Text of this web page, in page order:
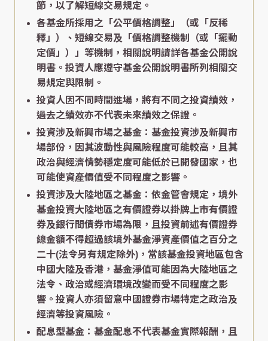
節，以了解短線交易規定。
各基金所採用之「公平價格調整」（或「反稀
釋」）、短線交易及「價格調整機制（或「擺動
定價」）」等機制，相關說明請詳各基金公開說
明書。投資人應遵守基金公開說明書所列相關交
易規定與限制。
投資人因不同時間進場，將有不同之投資績效，
過去之績效亦不代表未來績效之保證。
投資涉及新興市場之基金：基金投資涉及新興市
場部份，因其波動性與風險程度可能較高，且其
政治與經濟情勢穩定度可能低於已開發國家，也
可能使資產價值受不同程度之影響。
投資涉及大陸地區之基金：依金管會規定，境外
基金投資大陸地區之有價證券以掛牌上市有價證
券及銀行間債券市場為限，且投資前述有價證券
總金額不得超過該境外基金淨資產價值之百分之
二十(法令另有規定除外)，當該基金投資地區包含
中國大陸及香港，基金淨值可能因為大陸地區之
法令、政治或經濟環境改變而受不同程度之影
響。投資人亦須留意中國證券市場特定之政治及
經濟等投資風險。
配息型基金：基金配息不代表基金實際報酬，且